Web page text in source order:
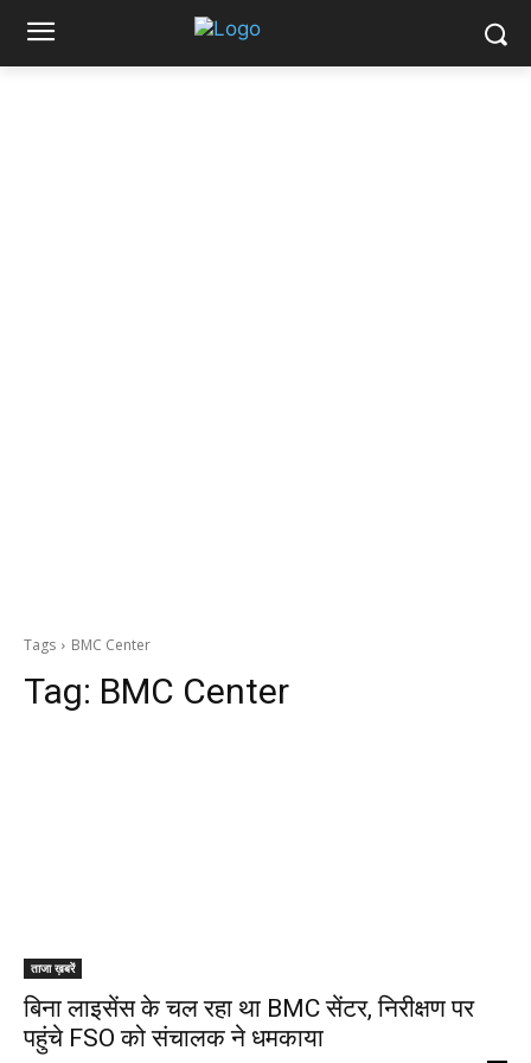
Tags BMC Center
Tag: BMC Center
ताजा ख़बरें
बिना लाइसेंस के चल रहा था BMC सेंटर, निरीक्षण पर
पहुंचे FSO को संचालक ने धमकाया